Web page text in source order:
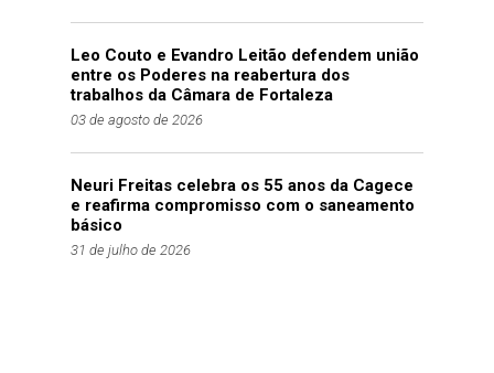
Leo Couto e Evandro Leitão defendem união
entre os Poderes na reabertura dos
trabalhos da Câmara de Fortaleza
03 de agosto de 2026
Neuri Freitas celebra os 55 anos da Cagece
e reafirma compromisso com o saneamento
básico
31 de julho de 2026